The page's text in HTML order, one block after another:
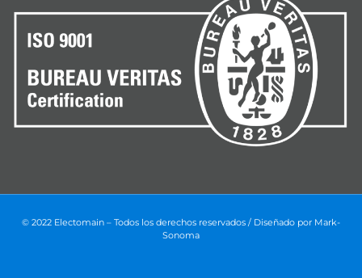
© 2022 Electomain – Todos los derechos reservados / Diseñado por Mark-
Sonoma